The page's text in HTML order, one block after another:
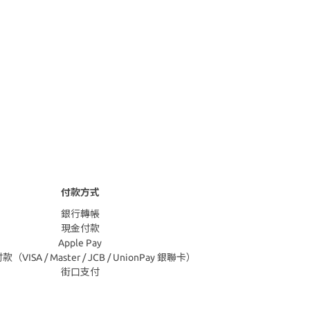
付款方式
銀行轉帳
現金付款
Apple Pay
（VISA / Master / JCB / UnionPay 銀聯卡）
街口支付